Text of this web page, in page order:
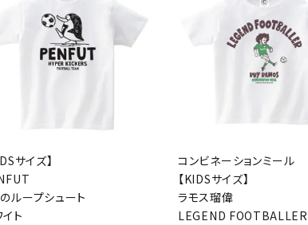
サイズ】
ループシュート
ト
コンビネーションミール
【KIDSサイズ】
ラモス瑠偉
LEGEND FOOTBALLER